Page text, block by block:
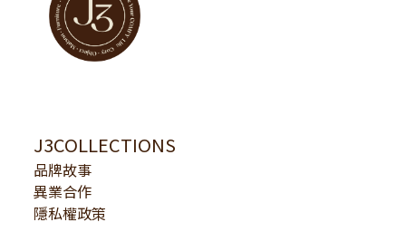
J3COLLECTIONS
品牌故事
異業合作
隱私權政策